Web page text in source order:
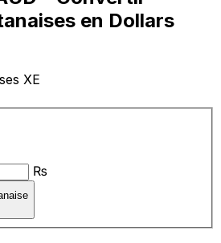
en Dollars
XE
₨